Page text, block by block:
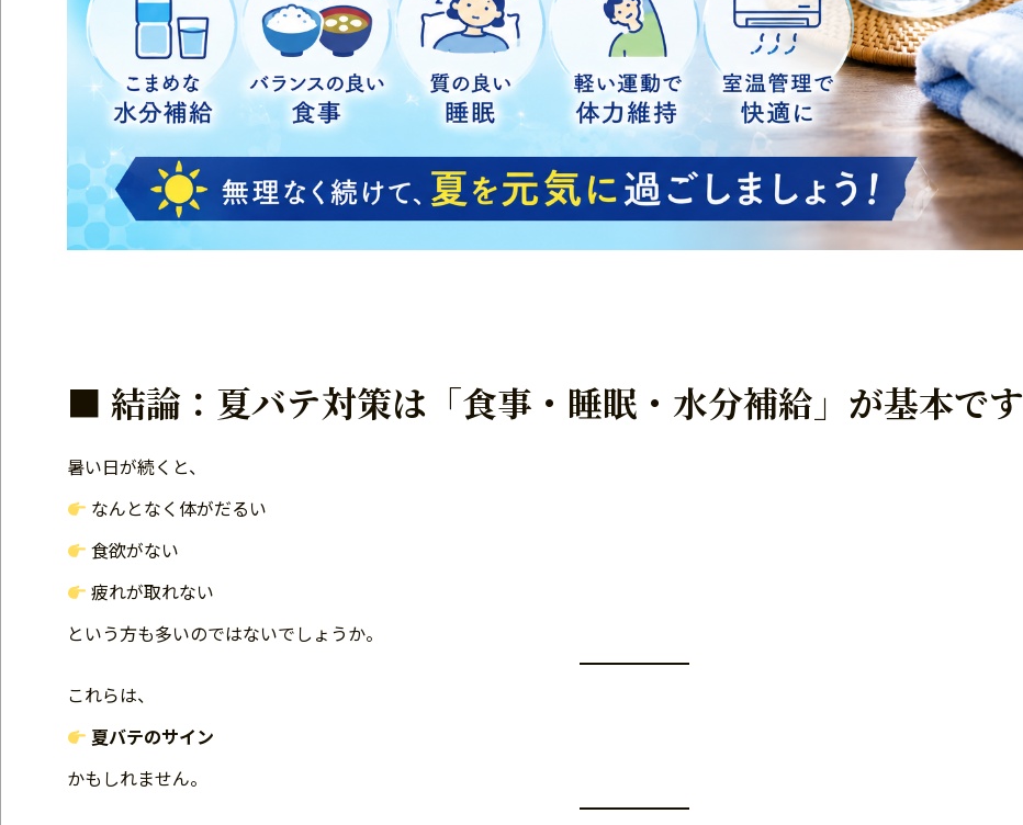
■ 結論：夏バテ対策は「食事・睡眠・水分補給」が基本です
暑い日が続くと、
なんとなく体がだるい
食欲がない
疲れが取れない
という方も多いのではないでしょうか。
これらは、
夏バテのサイン
かもしれません。